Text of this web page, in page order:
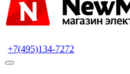
+7(495)134-7272